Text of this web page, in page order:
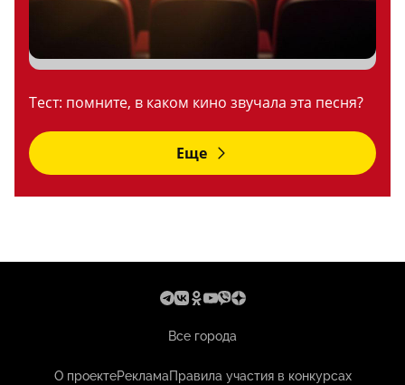
Тест: помните, в каком кино звучала эта песня?
Еще
Все города
О проектеРекламаПравила участия в конкурсах